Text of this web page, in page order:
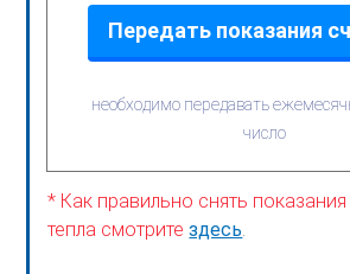
Передать показания
необходимо передавать
число
* Как правильно снять показания
тепла смотритездесь